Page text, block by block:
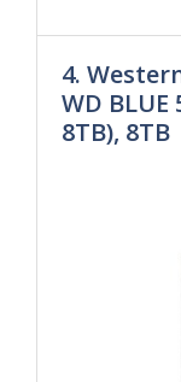
4.
WD BLUE
8TB), 8TB